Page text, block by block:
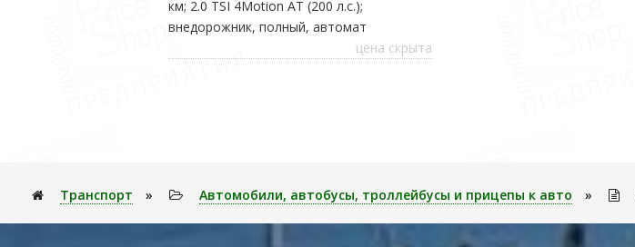
км; 2.0 TSI 4Motion AT (200 л.с.);
внедорожник, полный, автомат
цена скрыта
Транспорт » Автомобили, автобусы, троллейбусы и прицепы к авто »